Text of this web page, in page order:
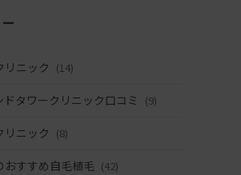
リニック (14)
ドタワークリニック口コミ (9)
リニック (8)
おすすめ自毛植毛 (42)